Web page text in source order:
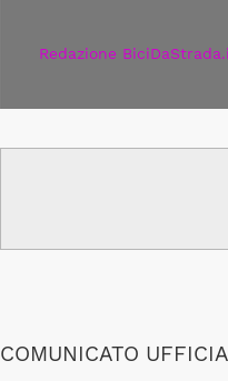
Redazione
COMUNICATO